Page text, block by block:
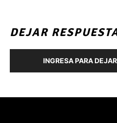
DEJAR
INGRESA PARA